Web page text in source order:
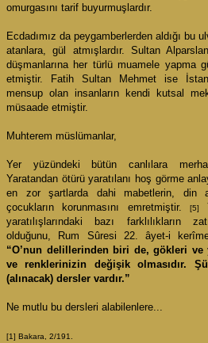
omurgasını tarif buyurmuşlardır.
Ecdadımız da peygamberlerden aldığı bu
atanlara, gül atmışlardır. Sultan
düşmanlarına her türlü muamele yapma
etmiştir. Fatih Sultan Mehmet ise
mensup olan insanların kendi kutsal
müsaade etmiştir.
Muhterem müslümanlar,
Yer yüzündeki bütün canlılara
Yaratandan ötürü yaratılanı hoş görme
en zor şartlarda dahi mabetlerin, din
çocukların korunmasını emretmiştir.
[5]
yaratılışlarındaki bazı farklılıkların
olduğunu, Rum Sûresi 22. âyet-i
“O’nun delillerinden biri de, gökleri ve
ve renklerinizin değişik olmasıdır.
(alınacak) dersler vardır.”
Ne mutlu bu dersleri alabilenlere...
[1] Bakara, 2/191.